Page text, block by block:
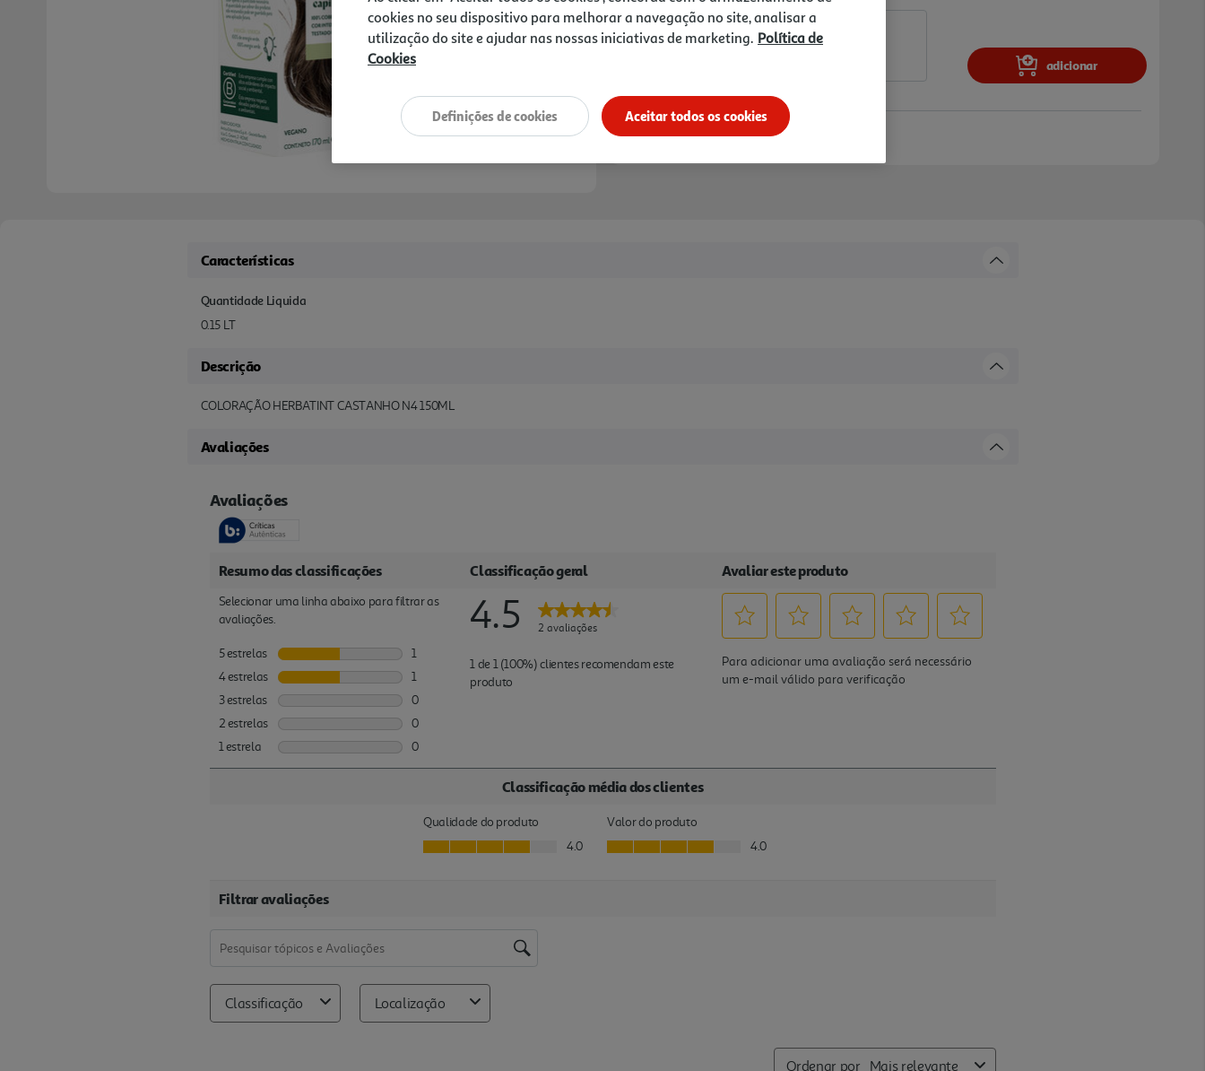
adicionar
Características
Quantidade Liquida
0.15 LT
Descrição
COLORAÇÃO HERBATINT CASTANHO N4 150ML
Avaliações
cookies no seu dispositivo para melhorar a navegação no site, analisar a
utilização do site e ajudar nas nossas iniciativas de marketing. Política de
Cookies
Aceitar todos os cookies
Definições de cookies